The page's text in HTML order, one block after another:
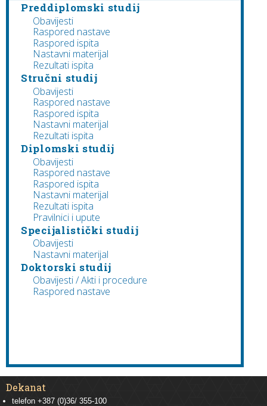
Preddiplomski studij
Obavijesti
Raspored nastave
Raspored ispita
Nastavni materijal
Rezultati ispita
Stručni studij
Obavijesti
Raspored nastave
Raspored ispita
Nastavni materijal
Rezultati ispita
Diplomski studij
Obavijesti
Raspored nastave
Raspored ispita
Nastavni materijal
Rezultati ispita
Pravilnici i upute
Specijalistički studij
Obavijesti
Nastavni materijal
Doktorski studij
Obavijesti / Akti i procedure
Raspored nastave
Dekanat
telefon +387 (0)36/ 355-100